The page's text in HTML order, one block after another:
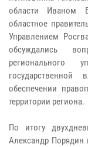
области Иваном
областное
Управлением
обсуждались
регионального
обеспечении
территории региона.
По итогу
Александр Порядин